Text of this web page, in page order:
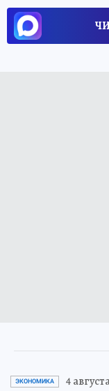
ЭКОНОМИКА 4